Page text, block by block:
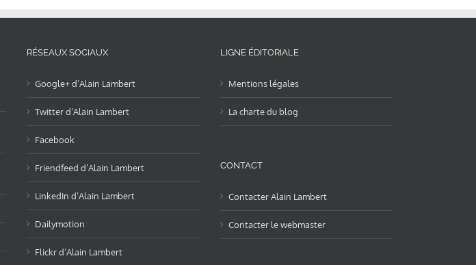
RÉSEAUX SOCIAUX
Google+ d’Alain Lambert
Twitter d’Alain Lambert
Facebook
Friendfeed d’Alain Lambert
LinkedIn d’Alain Lambert
Dailymotion
Flickr d’Alain Lambert
LIGNE ÉDITORIALE
Mentions légales
La charte du blog
CONTACT
Contacter Alain Lambert
Contacter le webmaster